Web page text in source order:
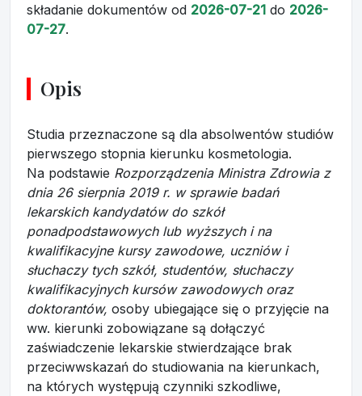
składanie dokumentów od 2026-07-21 do 2026-
07-27.
Opis
Studia przeznaczone są dla absolwentów studiów
pierwszego stopnia kierunku kosmetologia.
Na podstawie Rozporządzenia Ministra Zdrowia z
dnia 26 sierpnia 2019 r. w sprawie badań
lekarskich kandydatów do szkół
ponadpodstawowych lub wyższych i na
kwalifikacyjne kursy zawodowe, uczniów i
słuchaczy tych szkół, studentów, słuchaczy
kwalifikacyjnych kursów zawodowych oraz
doktorantów, osoby ubiegające się o przyjęcie na
ww. kierunki zobowiązane są dołączyć
zaświadczenie lekarskie stwierdzające brak
przeciwwskazań do studiowania na kierunkach,
na których występują czynniki szkodliwe,